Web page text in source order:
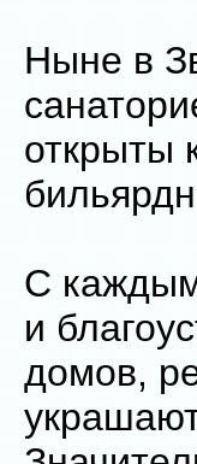
Ныне в
открыты
С
и
домов,